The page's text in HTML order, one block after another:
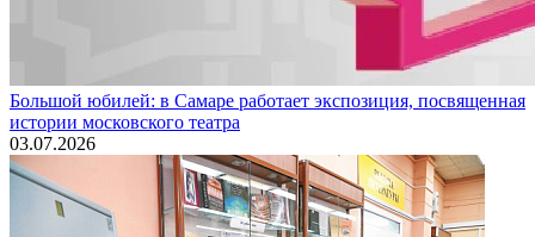
Большой юбилей: в Самаре работает экспозиция, посвященная
истории московского театра
03.07.2026